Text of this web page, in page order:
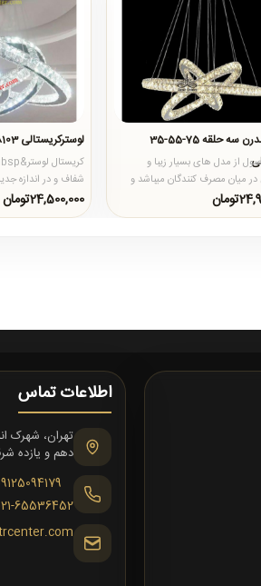
لوستر مدرن سه حلقه 75-55-35
از مدل های بسیار زیبا و
میان مصرف کنندگان میباشد و
سنتر با بهره گ..
لوسترکریستالی 8103-65-50-35-20
که با توجه به تراش
24,500,000تومان
اطلاعات تماس
دهم و یازده
65536452